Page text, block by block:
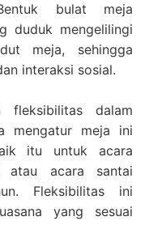
bulat meja
duduk mengelilingi
meja, sehingga
interaksi sosial.
fleksibilitas dalam
mengatur meja ini
itu untuk acara
atau acara santai
Fleksibilitas ini
yang sesuai